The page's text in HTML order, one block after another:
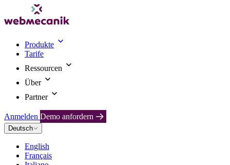
Produkte
Tarife
Ressourcen
Über
Partner
Anmelden Demo anfordern
Deutsch
English
Français